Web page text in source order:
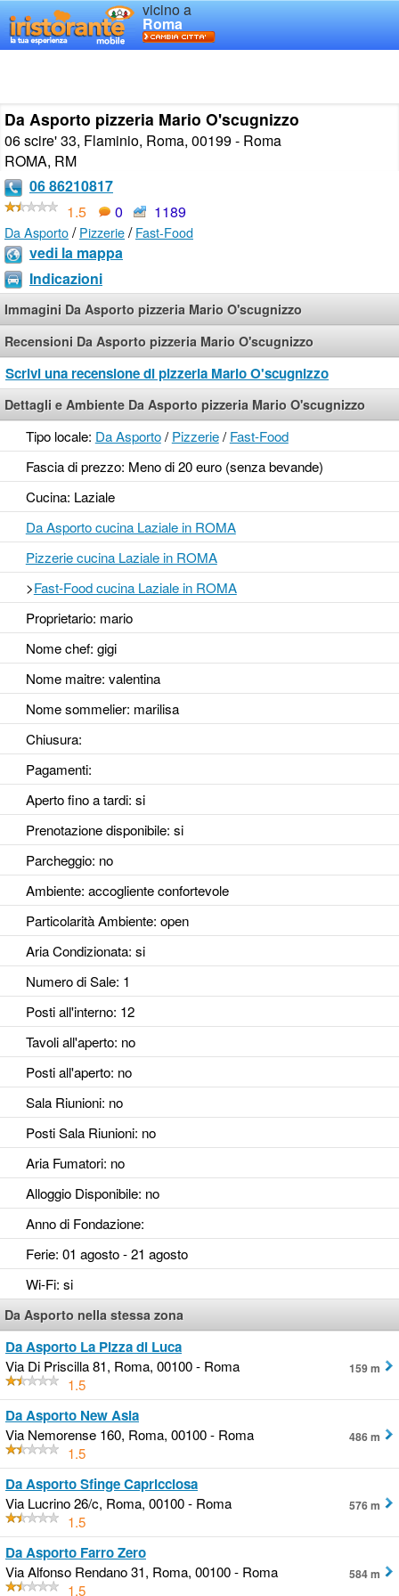
vicino a
Roma
Da Asporto pizzeria Mario O'scugnizzo
06 scire' 33, Flaminio, Roma, 00199 - Roma
ROMA, RM
06 86210817
1.5
0 1189
Da Asporto/Pizzerie/Fast-Food
vedi la mappa
Indicazioni
Immagini Da Asporto pizzeria Mario O'scugnizzo
Recensioni Da Asporto pizzeria Mario O'scugnizzo
Scrivi una recensione di pizzeria Mario O'scugnizzo
Dettagli e Ambiente Da Asporto pizzeria Mario O'scugnizzo
Tipo locale: Da Asporto/Pizzerie/Fast-Food
Fascia di prezzo: Meno di 20 euro (senza bevande)
Cucina: Laziale
Da Asporto cucina Laziale in ROMA
Pizzerie cucina Laziale in ROMA
>Fast-Food cucina Laziale in ROMA
Proprietario: mario
Nome chef: gigi
Nome maitre: valentina
Nome sommelier: marilisa
Chiusura:
Pagamenti:
Aperto fino a tardi: si
Prenotazione disponibile: si
Parcheggio: no
Ambiente: accogliente confortevole
Particolarità Ambiente: open
Aria Condizionata: si
Numero di Sale: 1
Posti all'interno: 12
Tavoli all'aperto: no
Posti all'aperto: no
Sala Riunioni: no
Posti Sala Riunioni: no
Aria Fumatori: no
Alloggio Disponibile: no
Anno di Fondazione:
Ferie: 01 agosto - 21 agosto
Wi-Fi: si
Da Asporto nella stessa zona
Da Asporto La Pizza di Luca
Via Di Priscilla 81, Roma, 00100 - Roma
1.5
159 m
Da Asporto New Asia
Via Nemorense 160, Roma, 00100 - Roma
1.5
486 m
Da Asporto Sfinge Capricciosa
Via Lucrino 26/c, Roma, 00100 - Roma
1.5
576 m
Da Asporto Farro Zero
Via Alfonso Rendano 31, Roma, 00100 - Roma
1.5
584 m